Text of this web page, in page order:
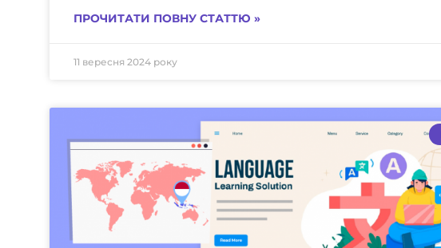
ПРОЧИТАТИ ПОВНУ СТАТТЮ »
11 вересня 2024 року